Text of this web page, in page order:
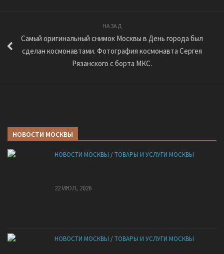
НАЗАД
Самый оригинальный снимок Москвы в День города был
сделан космонавтами. Фотография космонавта Сергея
Рязанского с борта МКС.
НОВОСТИ МОСКВЫ
НОВОСТИ МОСКВЫ /ТОВАРЫ И УСЛУГИ МОСКВЫ
22 ИЮЛ, 2026
НОВОСТИ МОСКВЫ /ТОВАРЫ И УСЛУГИ МОСКВЫ